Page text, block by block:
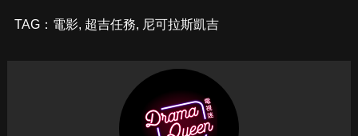
TAG： 電影, 超吉任務, 尼可拉斯凱吉